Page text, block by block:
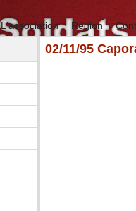
L'association Région
02/11/95